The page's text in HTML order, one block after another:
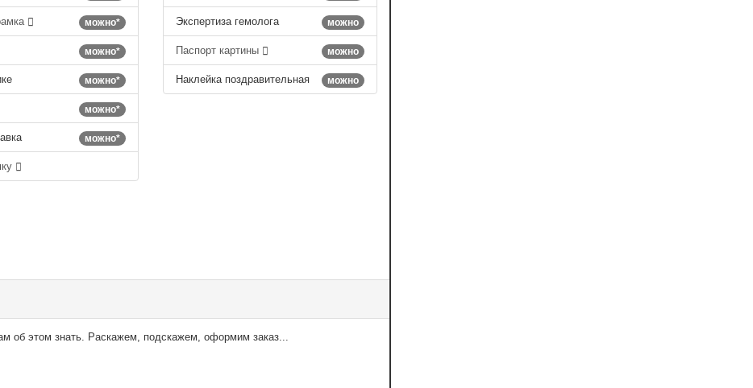
можно*
можно*
можно*
можно*
можно*
можно
Экспертиза гемолога
можно
Паспорт картины
можно
Наклейка поздравительная
об этом знать. Раскажем, подскажем, оформим заказ...